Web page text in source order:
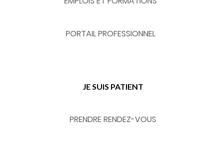
PORTAIL PROFESSIONNEL
JE SUIS PATIENT
PRENDRE RENDEZ-VOUS